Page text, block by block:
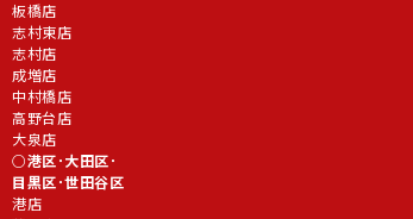
板橋店
志村東店
志村店
成増店
中村橋店
高野台店
大泉店
港区･大田区･
目黒区･世田谷区
港店